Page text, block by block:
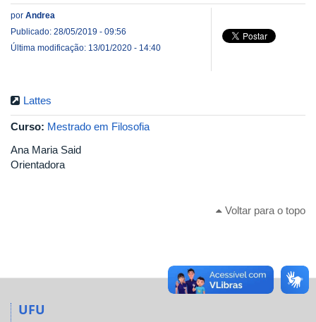
por Andrea
Publicado: 28/05/2019 - 09:56
Última modificação: 13/01/2020 - 14:40
Lattes
Curso: Mestrado em Filosofia
Ana Maria Said
Orientadora
Voltar para o topo
UFU